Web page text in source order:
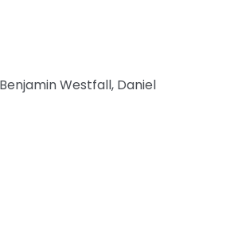
Westfall, Daniel